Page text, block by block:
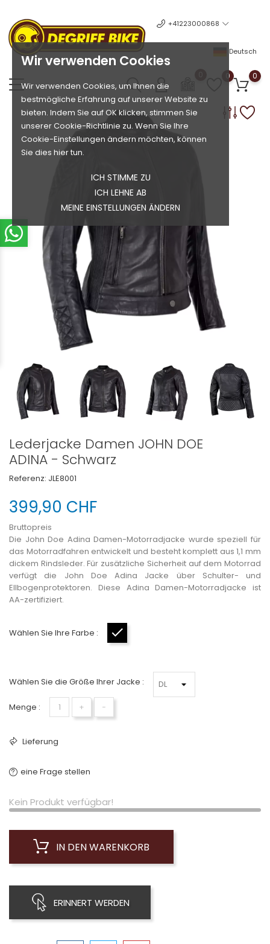
Wir verwenden Cookies
Wir verwenden Cookies, um Ihnen die
bestmögliche Erfahrung auf unserer Website zu
bieten. Indem Sie auf OK klicken, stimmen Sie
unserer Cookie-Richtlinie zu. Wenn Sie Ihre
Cookie-Einstellungen ändern möchten, können
Sie dies hier tun.
ICH STIMME ZU
ICH LEHNE AB
MEINE EINSTELLUNGEN ÄNDERN
+41223000868
Deutsch
0 0
Lederjacke Damen JOHN DOE
ADINA - Schwarz
Referenz: JLE8001
399,90 CHF
Bruttopreis
Die John Doe Adina Damen-Motorradjacke wurde speziell für
das Motorradfahren entwickelt und besteht komplett aus 1,1 mm
dickem Rindsleder. Für zusätzliche Sicherheit auf dem Motorrad
verfügt die John Doe Adina Jacke über Schulter- und
Ellbogenprotektoren. Diese Adina Damen-Motorradjacke ist
AA-zertifiziert.
Wählen Sie Ihre Farbe :
Wählen Sie die Größe Ihrer Jacke :
Menge : + −
Lieferung
eine Frage stellen
Kein Produkt verfügbar!
IN DEN WARENKORB
ERINNERT WERDEN